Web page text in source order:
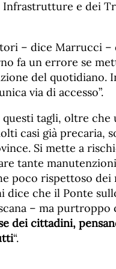
e dei
– dice Marrucci –
fa un errore se
del quotidiano.
via di accesso”.
questi tagli, oltre che
casi già precaria,
Si mette a
tante
poco rispettoso
dice che il Ponte
– ma purtroppo
dei cittadini,
“.